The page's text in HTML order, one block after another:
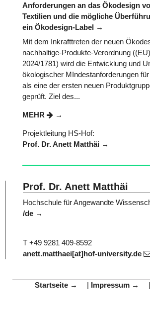
Anforderungen an das Ökodesign
Textilien und die mögliche
ein Ökodesign-Label
Mit dem Inkrafttreten der neuen
nachhaltige-Produkte-Verordnung ((EU)
2024/1781) wird die Entwicklung und
ökologischer MIndestanforderungen für
als eine der ersten neuen
geprüft. Ziel des...
MEHR
Projektleitung HS-Hof:
Prof. Dr. Anett Matthäi
Prof. Dr. Anett Matthäi
Hochschule für Angewandte
/de
T +49 9281 409-8592
anett.matthaei[at]hof-university.de
Startseite | Impressum |